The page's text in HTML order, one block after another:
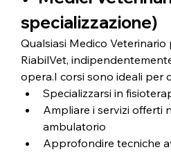
specializzazione)
Qualsiasi Medico Veterinario
RiabilVet,
opera.I corsi sono ideali per
Specializzarsi in
Ampliare i servizi offerti
ambulatorio
Approfondire tecniche